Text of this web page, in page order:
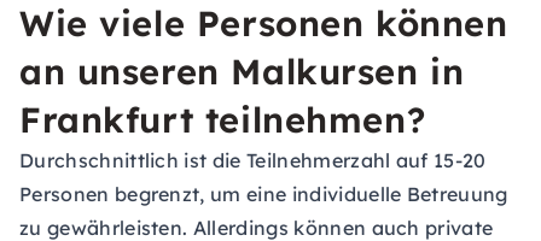
Wie viele Personen können
an unseren Malkursen in
Frankfurt teilnehmen?
Durchschnittlich ist die Teilnehmerzahl auf 15-20
Personen begrenzt, um eine individuelle Betreuung
zu gewährleisten. Allerdings können auch private